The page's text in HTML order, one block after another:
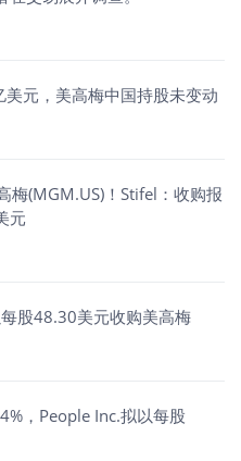
元，美高梅中国持股未变动
梅(MGM.US)！Stifel：收购报
元
股48.30美元收购美高梅
，People Inc.拟以每股